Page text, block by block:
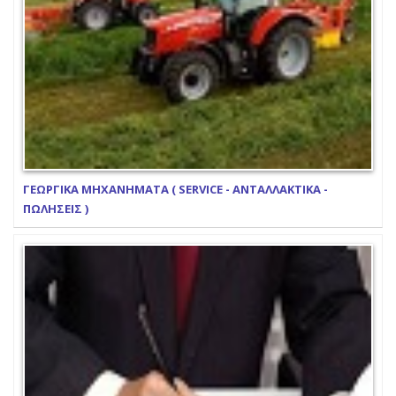
ΓΕΩΡΓΙΚΑ ΜΗΧΑΝΗΜΑΤΑ ( SERVICE - ΑΝΤΑΛΛΑΚΤΙΚΑ -
ΠΩΛΗΣΕΙΣ )